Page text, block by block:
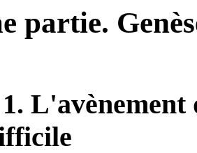
partie.
L'avènement